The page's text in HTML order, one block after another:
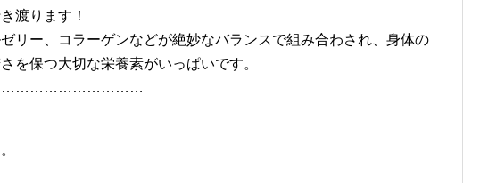
渡ります！
リー、コラーゲンなどが絶妙なバランスで組み合わされ、身体の
を保つ大切な栄養素がいっぱいです。